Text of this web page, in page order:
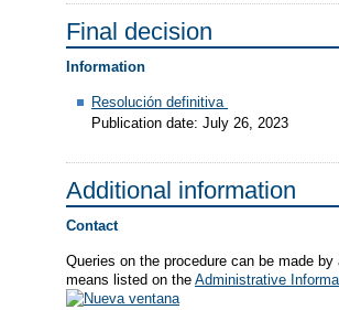
Final decision
Information
Resolución definitiva
Publication date: July 26, 2023
Additional information
Contact
Queries on the procedure can be made by
means listed on the Administrative